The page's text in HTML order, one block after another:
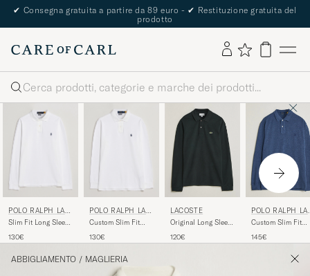
✔ Consegna gratuita a partire da 89 euro - ✔ Restituzione gratuita del
prodotto
Cerca
POLO RALPH LAU
REN
Slim Fit Long Sleeve
130€
POLO RALPH LAU
REN
Custom Slim Fit
White
130€
LACOSTE
Original Long Sleeve
Varech
120€
POLO RALPH
REN
Custom Slim Fit
Derby Blue
145€
ABBIGLIAMENTO / MAGLIERIA